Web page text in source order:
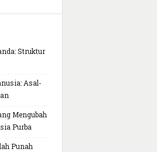
Struktur
Asal-
Mengubah
Purba
Punah